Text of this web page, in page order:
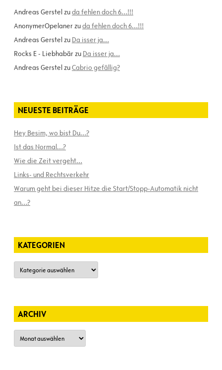
Andreas Gerstelzuda fehlen doch 6…!!!
AnonymerOpelanerzuda fehlen doch 6…!!!
Andreas Gerstelzu Da isser ja…
Rocks E - Liebhabärzu Da isser ja…
Andreas GerstelzuCabrio gefällig?
NEUESTE BEITRÄGE
Hey Besim, wo bist Du…?
Ist das Normal…?
Wie die Zeit vergeht…
Links- und Rechtsverkehr
Warum geht bei dieser Hitze die Start/Stopp-Automatik nicht
an…?
KATEGORIEN
Kategorien
ARCHIV
Archiv